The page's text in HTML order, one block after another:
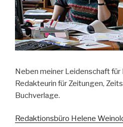
Neben meiner Leidenschaft für
Redakteurin für Zeitungen,
Buchverlage.
Redaktionsbüro Helene